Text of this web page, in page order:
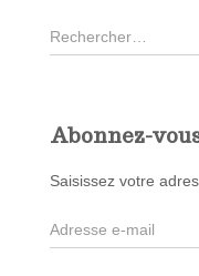
R
e
c
e
r
Abonnez-
Saisissez votre
A
d